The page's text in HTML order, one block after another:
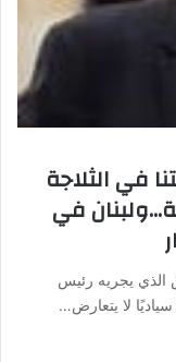
في الثلاجة
في
الذي يجريه رئيس
لا يتعارض…